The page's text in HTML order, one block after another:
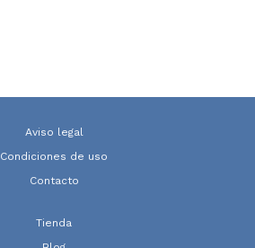
Aviso legal
Condiciones de uso
Contacto
Tienda